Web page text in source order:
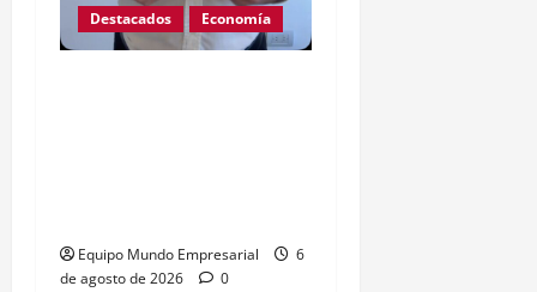
Destacados Economía
Equipo Mundo Empresarial
6
de agosto de 2026
0